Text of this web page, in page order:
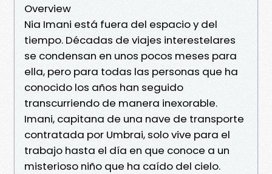
Overview
Nia Imani está fuera del espacio y del
tiempo. Décadas de viajes interestelares
se condensan en unos pocos meses para
ella, pero para todas las personas que ha
conocido los años han seguido
transcurriendo de manera inexorable.
Imani, capitana de una nave de transporte
contratada por Umbrai, solo vive para el
trabajo hasta el día en que conoce a un
misterioso niño que ha caído del cielo.